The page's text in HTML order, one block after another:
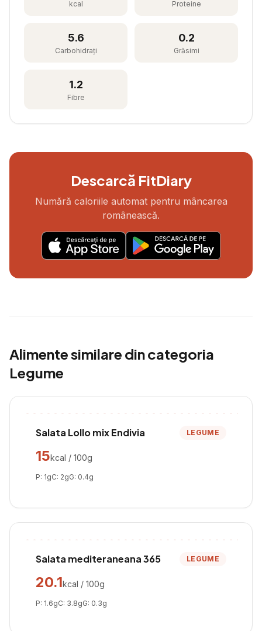
kcal Proteine
5.6
Carbohidrați
0.2
Grăsimi
1.2
Fibre
Descarcă FitDiary
Numără caloriile automat pentru mâncarea
românească.
Alimente similare din categoria
Legume
Salata Lollo mix Endivia LEGUME
15kcal / 100g
P: 1gC: 2gG: 0.4g
Salata mediteraneana 365 LEGUME
20.1kcal / 100g
P: 1.6gC: 3.8gG: 0.3g